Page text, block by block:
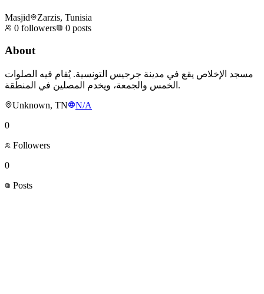
Masjid
Zarzis, Tunisia
0 followers 0 posts
About
مسجد الإخلاص يقع في مدينة جرجيس التونسية. يُقام فيه الصلوات
الخمس والجمعة، ويخدم المصلين في المنطقة.
Unknown, TN
N/A
0
Followers
0
Posts